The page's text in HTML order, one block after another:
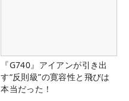
『G740』アイアンが引き出
す“反則級”の寛容性と飛びは
本当だった！